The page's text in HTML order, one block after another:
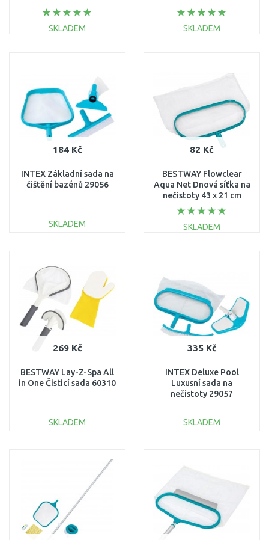
SKLADEM SKLADEM
184 Kč
INTEX Základní sada na
čištění bazénů 29056
SKLADEM
Porovnat
82 Kč
BESTWAY Flowclear
Aqua Net Dnová síťka na
nečistoty 43 x 21 cm
58278
SKLADEM
269 Kč
BESTWAY Lay-Z-Spa All
in One Čisticí sada 60310
SKLADEM
335 Kč
INTEX Deluxe Pool
Luxusní sada na
nečistoty 29057
SKLADEM